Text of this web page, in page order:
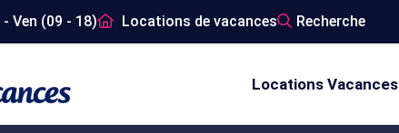
- Ven (09 - 18) Locations de vacances Recherche
Locations Vacances